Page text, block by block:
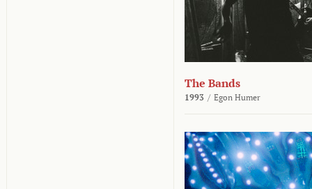
The Bands
1993 / Egon Humer